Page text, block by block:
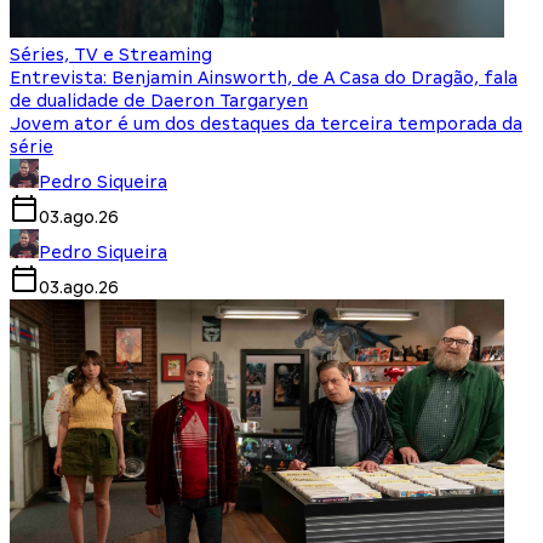
Séries, TV e Streaming
Entrevista: Benjamin Ainsworth, de A Casa do Dragão, fala
de dualidade de Daeron Targaryen
Jovem ator é um dos destaques da terceira temporada da
série
Pedro Siqueira
03.ago.26
Pedro Siqueira
03.ago.26